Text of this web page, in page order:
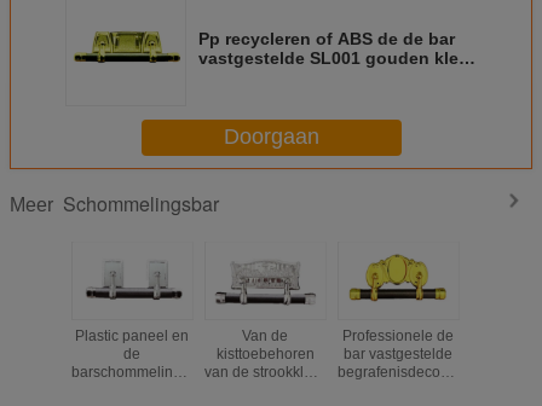
Pp recycleren of ABS de de bar
vastgestelde SL001 gouden kleur
Doorgaan
Meer Schommelingsbar
Plastic paneel en
de
barschommelingsbar
Van de
kisttoebehoren
van de strookkleur
Professionele de
bar vastgestelde
begrafenisdecoratie